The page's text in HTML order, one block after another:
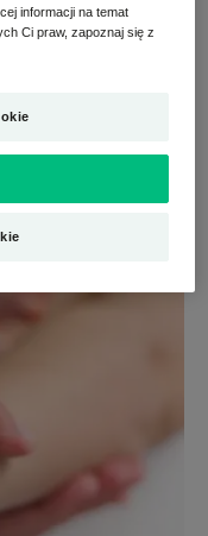
części pleców,
Łuszczyca może
informacji na temat
Ci praw, zapoznaj się z